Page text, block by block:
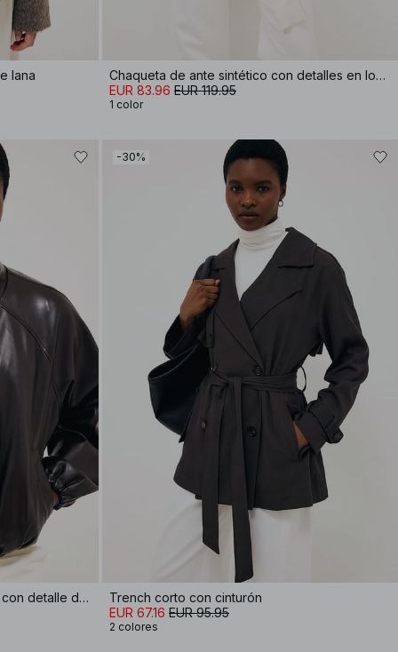
lana
Chaqueta de ante sintético con detalles en los bolsillos
EUR 83.96 EUR 119.95
1 color
Chaqueta de imitación de cuero con detalle de cordón
-30%
Trench corto con cinturón
EUR 67.16 EUR 95.95
2 colores